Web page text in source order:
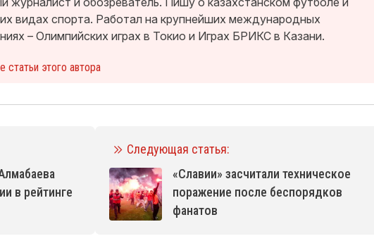
видах спорта. Работал на крупнейших международных
– Олимпийских играх в Токио и Играх БРИКС в Казани.
статьи этого автора
в рейтинге
Следующая статья:
«Славии» засчитали техническое
поражение после беспорядков
фанатов